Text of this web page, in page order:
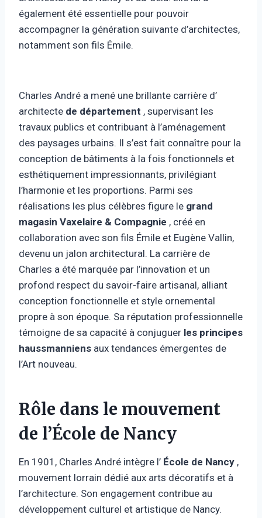
également été essentielle pour pouvoir
accompagner la génération suivante d’architectes,
notamment son fils Émile.
Charles André a mené une brillante carrière d’
architecte de département , supervisant les
travaux publics et contribuant à l’aménagement
des paysages urbains. Il s’est fait connaître pour la
conception de bâtiments à la fois fonctionnels et
esthétiquement impressionnants, privilégiant
l’harmonie et les proportions. Parmi ses
réalisations les plus célèbres figure le grand
magasin Vaxelaire & Compagnie , créé en
collaboration avec son fils Émile et Eugène Vallin,
devenu un jalon architectural. La carrière de
Charles a été marquée par l’innovation et un
profond respect du savoir-faire artisanal, alliant
conception fonctionnelle et style ornemental
propre à son époque. Sa réputation professionnelle
témoigne de sa capacité à conjuguer les principes
haussmanniens aux tendances émergentes de
l’Art nouveau.
Rôle dans le mouvement
de l’École de Nancy
En 1901, Charles André intègre l’ École de Nancy ,
mouvement lorrain dédié aux arts décoratifs et à
l’architecture. Son engagement contribue au
développement culturel et artistique de Nancy.